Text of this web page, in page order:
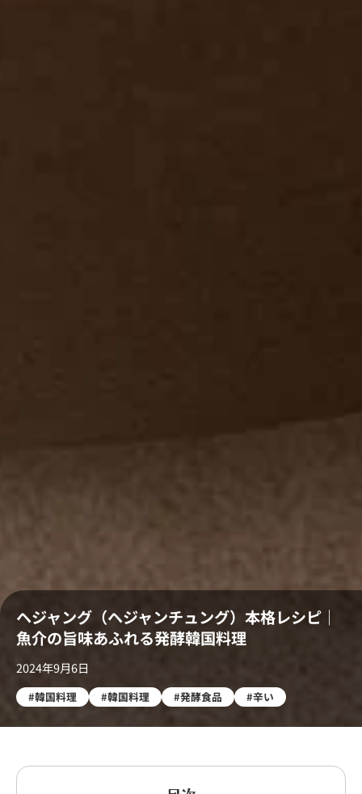
ヘジャング（ヘジャンチュング）本格レシピ｜
魚介の旨味あふれる発酵韓国料理
2024年9月6日
#韓国料理 #韓国料理 #発酵食品 #辛い